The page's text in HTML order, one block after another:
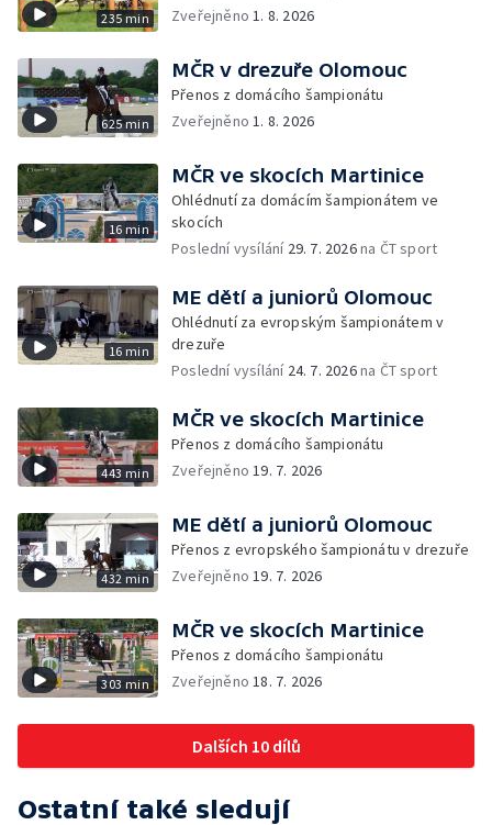
235 min
Zveřejněno1. 8. 2026
625 min
MČR v drezuře Olomouc
Přenos z domácího šampionátu
Zveřejněno1. 8. 2026
16 min
MČR ve skocích Martinice
Ohlédnutí za domácím šampionátem ve
skocích
Poslední vysílání 29. 7. 2026na ČT sport
16 min
ME dětí a juniorů Olomouc
Ohlédnutí za evropským šampionátem v
drezuře
Poslední vysílání 24. 7. 2026na ČT sport
443 min
MČR ve skocích Martinice
Přenos z domácího šampionátu
Zveřejněno19. 7. 2026
432 min
ME dětí a juniorů Olomouc
Přenos z evropského šampionátu v drezuře
Zveřejněno19. 7. 2026
303 min
MČR ve skocích Martinice
Přenos z domácího šampionátu
Zveřejněno18. 7. 2026
Dalších 10 dílů
Ostatní také sledují